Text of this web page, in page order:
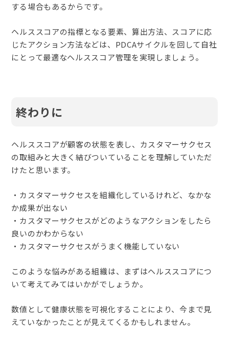
する場合もあるからです。
ヘルススコアの指標となる要素、算出方法、スコアに応
じたアクション方法などは、PDCAサイクルを回して自社
にとって最適なヘルススコア管理を実現しましょう。
終わりに
ヘルススコアが顧客の状態を表し、カスタマーサクセス
の取組みと大きく結びついていることを理解していただ
けたと思います。
・カスタマーサクセスを組織化しているけれど、なかな
か成果が出ない
・カスタマーサクセスがどのようなアクションをしたら
良いのかわからない
・カスタマーサクセスがうまく機能していない
このような悩みがある組織は、まずはヘルススコアにつ
いて考えてみてはいかがでしょうか。
数値として健康状態を可視化することにより、今まで見
えていなかったことが見えてくるかもしれません。